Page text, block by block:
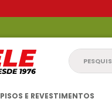
PISOS E REVESTIMENTOS